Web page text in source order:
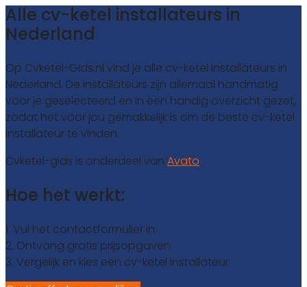
Alle cv-ketel installateurs in
Nederland
Op Cvketel-Gids.nl vind je alle cv-ketel installateurs in
Nederland. De installateurs zijn allemaal handmatig
voor je geselecteerd en in een handig overzicht gezet,
zodat het voor jou gemakkelijk is om de beste cv-ketel
installateur te vinden.
Cvketel-gids is onderdeel van Avato
Hoe het werkt:
1. Vul het contactformulier in
2. Ontvang gratis prijsopgaven
3. Vergelijk en kies een cv-ketel installateur